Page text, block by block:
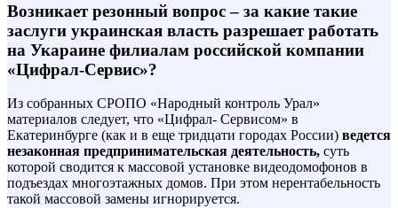
Возникает резонный вопрос – за какие такие
заслуги украинская власть разрешает работать
на Укараине филиалам российской компании
«Цифрал-Сервис»?
Из собранных СРОПО «Народный контроль Урал»
материалов следует, что «Цифрал- Сервисом» в
Екатеринбурге (как и в еще тридцати городах России) ведется
незаконная предпринимательская деятельность, суть
которой сводится к массовой установке видеодомофонов в
подъездах многоэтажных домов. При этом нерентабельность
такой массовой замены игнорируется.